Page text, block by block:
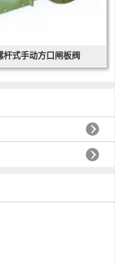
杆式手动方口闸板阀